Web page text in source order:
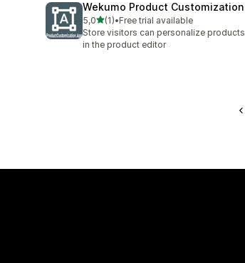
Wekumo Product Customization
5,0ud af 5 stjerner
(1)
1 anmeldelser i alt
•Free trial available
Store visitors can personalize products
in the product editor